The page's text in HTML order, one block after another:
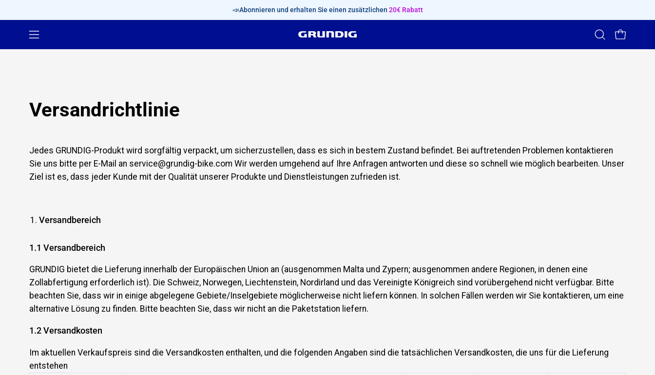
überspringen
📣Abonnieren und erhalten Sie einen zusätzlichen 20€ Rabatt
Navigationsmenü
Suchleiste
öffnen
Versandrichtlinie
Jedes GRUNDIG-Produkt wird sorgfältig verpackt, um sicherzustellen, dass es sich in bestem Zustand befindet. Bei auftretenden Problemen kontaktieren
Sie uns bitte per E-Mail an service@grundig-bike.com Wir werden umgehend auf Ihre Anfragen antworten und diese so schnell wie möglich bearbeiten. Unser
Ziel ist es, dass jeder Kunde mit der Qualität unserer Produkte und Dienstleistungen zufrieden ist.
Versandbereich
1.1 Versandbereich
GRUNDIG bietet die Lieferung innerhalb der Europäischen Union an (ausgenommen Malta und Zypern; ausgenommen andere Regionen, in denen eine
Zollabfertigung erforderlich ist). Die Schweiz, Norwegen, Liechtenstein, Nordirland und das Vereinigte Königreich sind vorübergehend nicht verfügbar. Bitte
beachten Sie, dass wir in einige abgelegene Gebiete/Inselgebiete möglicherweise nicht liefern können. In solchen Fällen werden wir Sie kontaktieren, um eine
alternative Lösung zu finden. Bitte beachten Sie, dass wir nicht an die Paketstation liefern.
1.2 Versandkosten
Im aktuellen Verkaufspreis sind die Versandkosten enthalten, und die folgenden Angaben sind die tatsächlichen Versandkosten, die uns für die Lieferung
entstehen